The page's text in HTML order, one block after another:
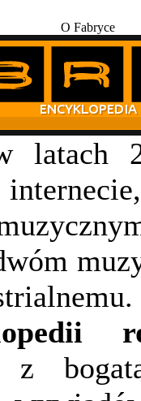
O Fabryce
latach
z